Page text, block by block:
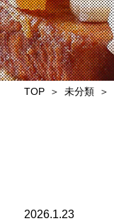
TOP 未分類
2026.1.23